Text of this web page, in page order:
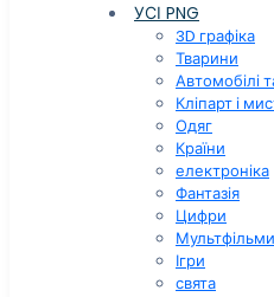
УСІ PNG
3D графіка
Тварини
Автомобілі
Кліпарт і
Одяг
Країни
електроніка
Фантазія
Цифри
Ігри
свята